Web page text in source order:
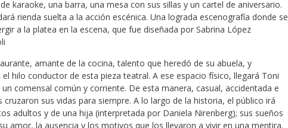
karaoke, una barra, una mesa con sus sillas y un cartel de aniversario.
rienda suelta a la acción escénica. Una lograda escenografía donde se
a la platea en la escena, que fue diseñada por Sabrina López
amante de la cocina, talento que heredó de su abuela, y
hilo conductor de esta pieza teatral. A ese espacio físico, llegará Toni
comensal común y corriente. De esta manera, casual, accidentada e
sus vidas para siempre. A lo largo de la historia, el público irá
adultos y de una hija (interpretada por Daniela Nirenberg); sus sueños
amor, la ausencia y los motivos que los llevaron a vivir en una mentira.